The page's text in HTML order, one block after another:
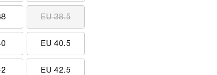
EU 38.5
EU 40.5
EU 42.5